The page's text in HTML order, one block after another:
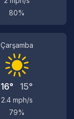
80%
Çarşamba
16° 15°
2.4 mph/s
79%